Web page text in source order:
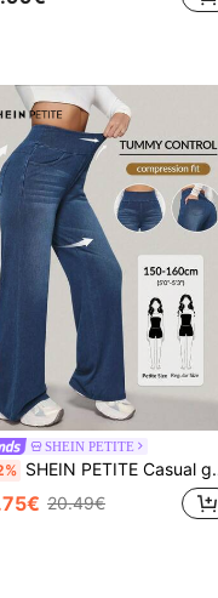
SHEIN PETITE
SHEIN PETITE Casual gewassen jeans met hoge taille en rechte pijpen, voor kleine vrouwen
20.49€